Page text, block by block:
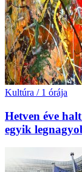
Kultúra / 1 órája
Hetven éve
egyik